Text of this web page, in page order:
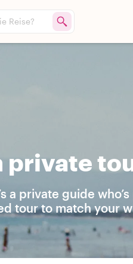
Reise?
private
a private guide
tour to match your